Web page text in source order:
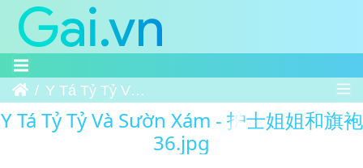
Trang chủY Tá Tỷ Tỷ Và Sườn Xám - 护士姐姐和旗袍 36
Y Tá Tỷ Tỷ Và Sườn Xám - 护士姐姐和旗袍
36.jpg